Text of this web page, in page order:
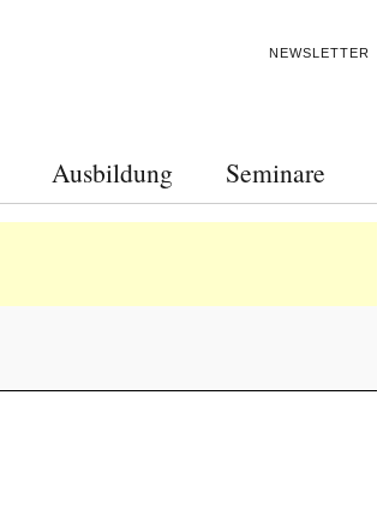
NEWSLETTER
Ausbildung Seminare